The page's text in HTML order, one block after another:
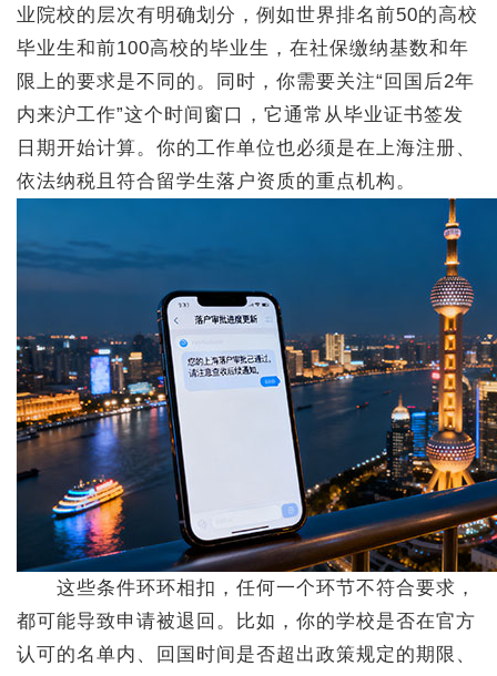
业院校的层次有明确划分，例如世界排名前50的高校
毕业生和前100高校的毕业生，在社保缴纳基数和年
限上的要求是不同的。同时，你需要关注“回国后2年
内来沪工作”这个时间窗口，它通常从毕业证书签发
日期开始计算。你的工作单位也必须是在上海注册、
依法纳税且符合留学生落户资质的重点机构。
这些条件环环相扣，任何一个环节不符合要求，
都可能导致申请被退回。比如，你的学校是否在官方
认可的名单内、回国时间是否超出政策规定的期限、